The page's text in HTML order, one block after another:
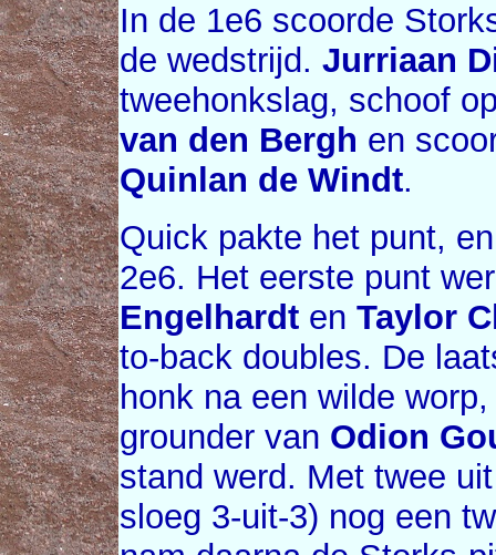
In de 1e6 scoorde
de wedstrijd. Jurriaan
tweehonkslag, schoof
van den Bergh en
Quinlan de Windt.
Quick pakte het punt,
2e6. Het eerste punt
Engelhardten Taylor
to-back doubles. De
honk na een wilde
grounder van Odion
stand werd. Met twee
sloeg 3-uit-3) nog een